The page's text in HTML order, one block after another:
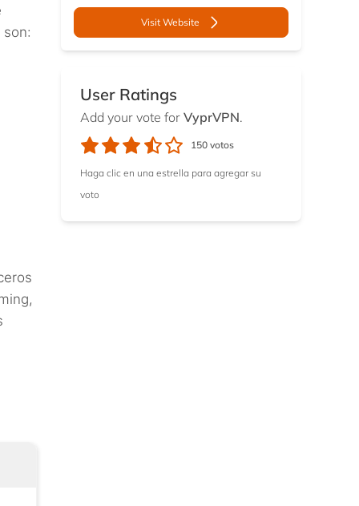
Visit Website
User Ratings
Add your vote for VyprVPN.
150 votos
Haga clic en una estrella para agregar su
voto